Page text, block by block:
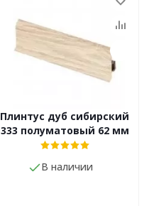
Плинтус дуб сибирский
333 полуматовый 62 мм
В наличии